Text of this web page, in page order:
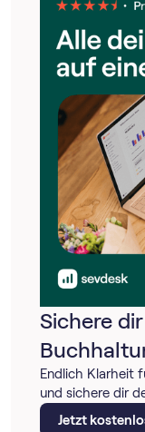
Sichere
Endlich Klarheit
und sichere dir
Jetzt